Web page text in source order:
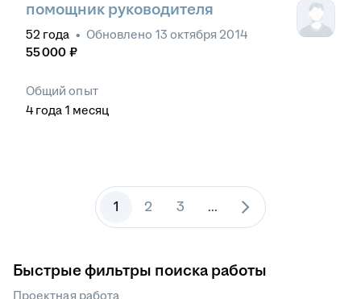
помощник руководителя
52 года • Обновлено 13 октября 2014
55 000 ₽
Общий опыт
4 года 1 месяц
1 2 3 ...
Быстрые фильтры поиска работы
Проектная работа